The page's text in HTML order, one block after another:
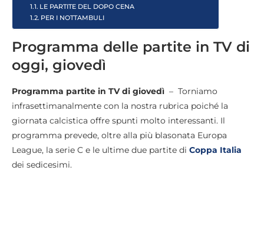
LE PARTITE DEL DOPO CENA
PER I NOTTAMBULI
Programma delle partite in TV di
oggi, giovedì
Programma partite in TV di giovedì – Torniamo
infrasettimanalmente con la nostra rubrica poiché la
giornata calcistica offre spunti molto interessanti. Il
programma prevede, oltre alla più blasonata Europa
League, la serie C e le ultime due partite di Coppa Italia
dei sedicesimi.